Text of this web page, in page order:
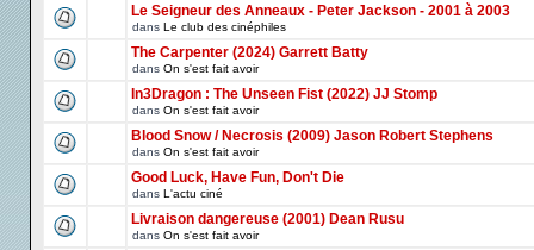
Le Seigneur des Anneaux - Peter Jackson - 2001 à 2003
dans Le club des cinéphiles
The Carpenter (2024) Garrett Batty
dans On s'est fait avoir
In3Dragon : The Unseen Fist (2022) JJ Stomp
dans On s'est fait avoir
Blood Snow / Necrosis (2009) Jason Robert Stephens
dans On s'est fait avoir
Good Luck, Have Fun, Don't Die
dans L'actu ciné
Livraison dangereuse (2001) Dean Rusu
dans On s'est fait avoir